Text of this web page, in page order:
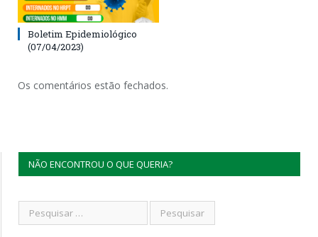
Boletim Epidemiológico
(07/04/2023)
Os comentários estão fechados.
NÃO ENCONTROU O QUE QUERIA?